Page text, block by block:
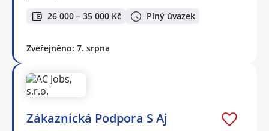
26 000 – 35 000 Kč Plný úvazek
Zveřejněno: 7. srpna
Zákaznická Podpora S Aj